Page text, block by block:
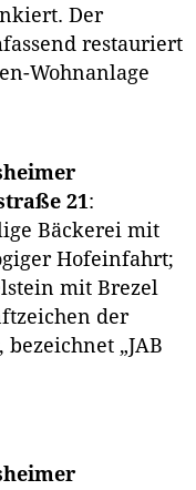
Der
restauriert
Wohnanlage
21 :
Bäckerei mit
Hofeinfahrt;
mit Brezel
der
bezeichnet „JAB